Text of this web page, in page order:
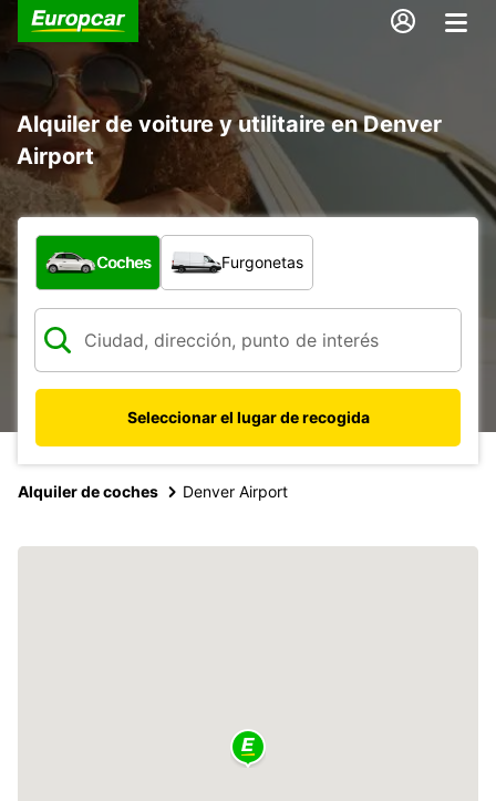
Alquiler de voiture y utilitaire en Denver
Airport
¿Qué tipo de vehículo?
Coches Furgonetas
Seleccionar el lugar de recogida
Alquiler de coches Denver Airport